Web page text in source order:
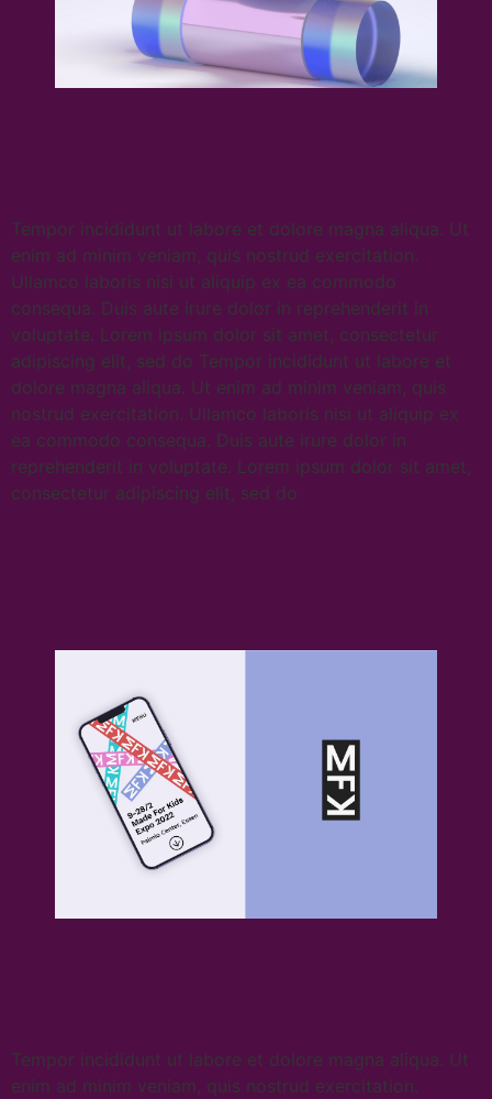
Tempor incididunt ut labore et dolore magna aliqua. Ut
enim ad minim veniam, quis nostrud exercitation.
Ullamco laboris nisi ut aliquip ex ea commodo
consequa. Duis aute irure dolor in reprehenderit in
voluptate. Lorem ipsum dolor sit amet, consectetur
adipiscing elit, sed do Tempor incididunt ut labore et
dolore magna aliqua. Ut enim ad minim veniam, quis
nostrud exercitation. Ullamco laboris nisi ut aliquip ex
ea commodo consequa. Duis aute irure dolor in
reprehenderit in voluptate. Lorem ipsum dolor sit amet,
consectetur adipiscing elit, sed do
Tempor incididunt ut labore et dolore magna aliqua. Ut
enim ad minim veniam, quis nostrud exercitation.